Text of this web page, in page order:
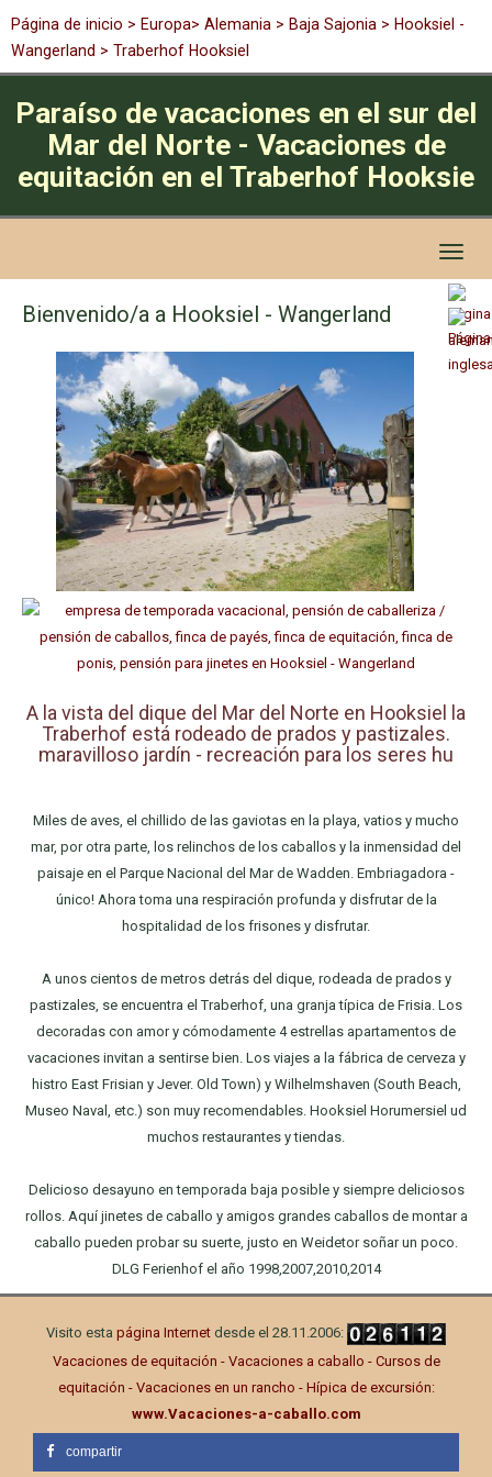
Página de inicio > Europa> Alemania > Baja Sajonia > Hooksiel -
Wangerland > Traberhof Hooksiel
Paraíso de vacaciones en el sur del
Mar del Norte - Vacaciones de
equitación en el Traberhof Hooksie
Bienvenido/a a Hooksiel - Wangerland
A la vista del dique del Mar del Norte en Hooksiel la
Traberhof está rodeado de prados y pastizales.
maravilloso jardín - recreación para los seres hu
Miles de aves, el chillido de las gaviotas en la playa, vatios y mucho
mar, por otra parte, los relinchos de los caballos y la inmensidad del
paisaje en el Parque Nacional del Mar de Wadden. Embriagadora -
único! Ahora toma una respiración profunda y disfrutar de la
hospitalidad de los frisones y disfrutar.
A unos cientos de metros detrás del dique, rodeada de prados y
pastizales, se encuentra el Traberhof, una granja típica de Frisia. Los
decoradas con amor y cómodamente 4 estrellas apartamentos de
vacaciones invitan a sentirse bien. Los viajes a la fábrica de cerveza y
histro East Frisian y Jever. Old Town) y Wilhelmshaven (South Beach,
Museo Naval, etc.) son muy recomendables. Hooksiel Horumersiel ud
muchos restaurantes y tiendas.
Delicioso desayuno en temporada baja posible y siempre deliciosos
rollos. Aquí jinetes de caballo y amigos grandes caballos de montar a
caballo pueden probar su suerte, justo en Weidetor soñar un poco.
DLG Ferienhof el año 1998,2007,2010,2014
Visito esta página Internet desde el 28.11.2006:
Vacaciones de equitación - Vacaciones a caballo - Cursos de
equitación - Vacaciones en un rancho - Hípica de excursión:
www.Vacaciones-a-caballo.com
compartir